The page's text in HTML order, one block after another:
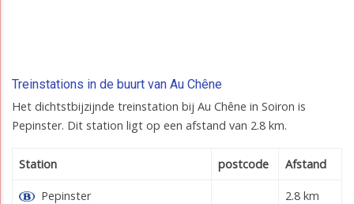
Treinstations in de buurt van Au Chêne
Het dichtstbijzijnde treinstation bij Au Chêne in Soiron is
Pepinster. Dit station ligt op een afstand van 2.8 km.
Station postcode Afstand
Pepinster 2.8 km